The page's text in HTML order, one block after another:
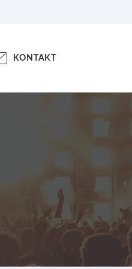
KONTAKT